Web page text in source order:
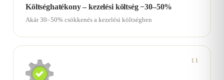
Költséghatékony – kezelési költség −30–50%
Akár 30–50% csökkenés a kezelési költségben
11